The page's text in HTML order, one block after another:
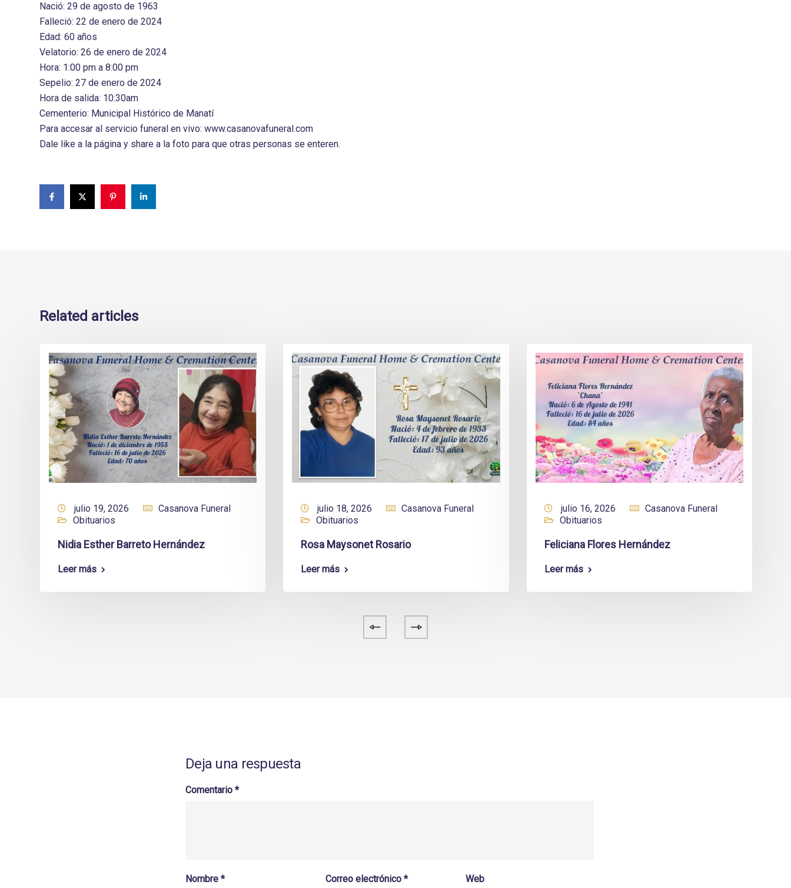
Nació: 29 de agosto de 1963
Falleció: 22 de enero de 2024
Edad: 60 años
Velatorio: 26 de enero de 2024
Hora: 1:00 pm a 8:00 pm
Sepelio: 27 de enero de 2024
Hora de salida: 10:30am
Cementerio: Municipal Histórico de Manatí
Para accesar al servicio funeral en vivo: www.casanovafuneral.com
Dale like a la página y share a la foto para que otras personas se enteren.
Related articles
julio 19, 2026
Casanova Funeral
Obituarios
Nidia Esther Barreto Hernández
Leer más
julio 18, 2026
Casanova Funeral
Obituarios
Rosa Maysonet Rosario
Leer más
julio 16, 2026
Casanova Funeral
Obituarios
Feliciana Flores Hernández
Leer más
Deja una respuesta
Comentario *
Nombre * Correo electrónico * Web